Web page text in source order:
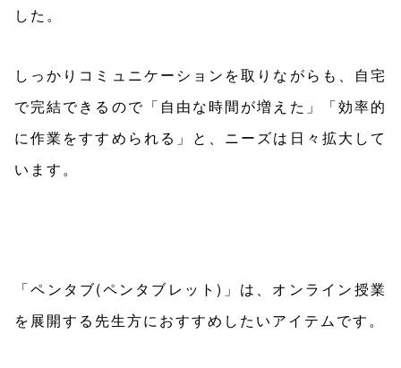
した。
しっかりコミュニケーションを取りながらも、自宅
で完結できるので「自由な時間が増えた」「効率的
に作業をすすめられる」と、ニーズは日々拡大して
います。
「ペンタブ(ペンタブレット)」は、オンライン授業
を展開する先生方におすすめしたいアイテムです。